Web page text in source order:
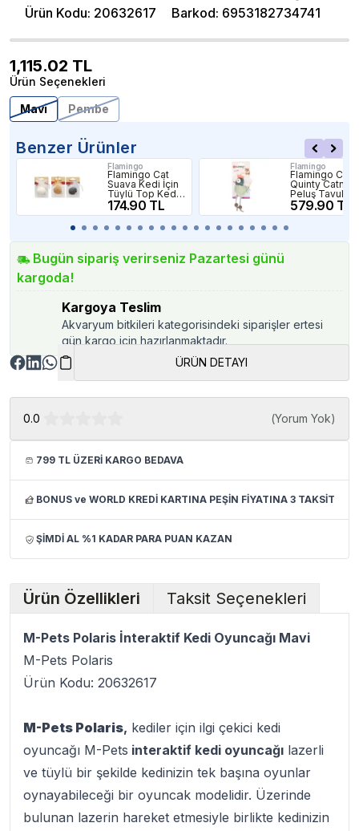
Ürün Kodu: 20632617 Barkod: 6953182734741
1,115.02 TL
Ürün Seçenekleri
Mavi
Pembe
Benzer Ürünler
Flamingo
Flamingo Cat
Suava Kedi İçin
Tüylü Top Kedi
Oyuncağı
174.90 TL
Flamingo
Flamingo Cat
Quinty Catnipli
Peluş Tavuk
Şeklinde Kedi
Oyuncağı
579.90 TL
Bugün sipariş verirseniz Pazartesi günü
kargoda!
Kargoya Teslim
Akvaryum bitkileri kategorisindeki siparişler ertesi
gün kargo için hazırlanmaktadır.
ÜRÜN DETAYI
0.0 (Yorum Yok)
799 TL ÜZERİ KARGO BEDAVA
BONUS ve WORLD KREDİ KARTINA PEŞİN FİYATINA 3 TAKSİT
ŞİMDİ AL %1 KADAR PARA PUAN KAZAN
Ürün Özellikleri Taksit Seçenekleri
M-Pets Polaris İnteraktif Kedi Oyuncağı Mavi
M-Pets Polaris
Ürün Kodu: 20632617
M-Pets Polaris, kediler için ilgi çekici kedi
oyuncağı M-Pets interaktif kedi oyuncağı lazerli
ve tüylü bir şekilde kedinizin tek başına oyunlar
oynayabileceği bir oyuncak modelidir. Üzerinde
bulunan lazerin hareket etmesiyle birlikte kedinizin